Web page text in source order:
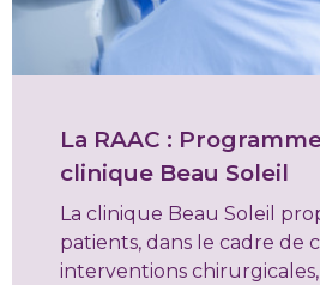
La RAAC :
clinique Beau Soleil
La clinique Beau Soleil
patients, dans le cadre de
interventions